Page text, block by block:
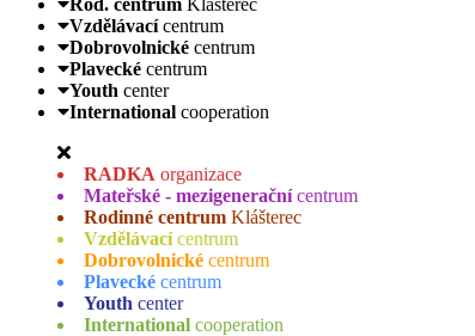
Vzdělávací centrum
Dobrovolnické centrum
Plavecké centrum
Youth center
International cooperation
RADKA organizace
Mateřské - mezigenerační centrum
Rodinné centrum Klášterec
Vzdělávací centrum
Dobrovolnické centrum
Plavecké centrum
Youth center
International cooperation